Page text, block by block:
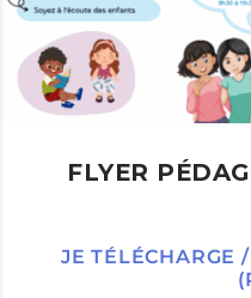
FLYER
JE TÉLÉCHARGE